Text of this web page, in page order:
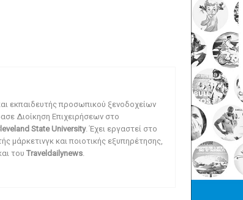
εκπαιδευτής προσωπικού ξενοδοχείων
Διοίκηση Επιχειρήσεων στο
State University. Έχει εργαστεί στο
μάρκετινγκ και ποιοτικής εξυπηρέτησης,
του Traveldailynews.